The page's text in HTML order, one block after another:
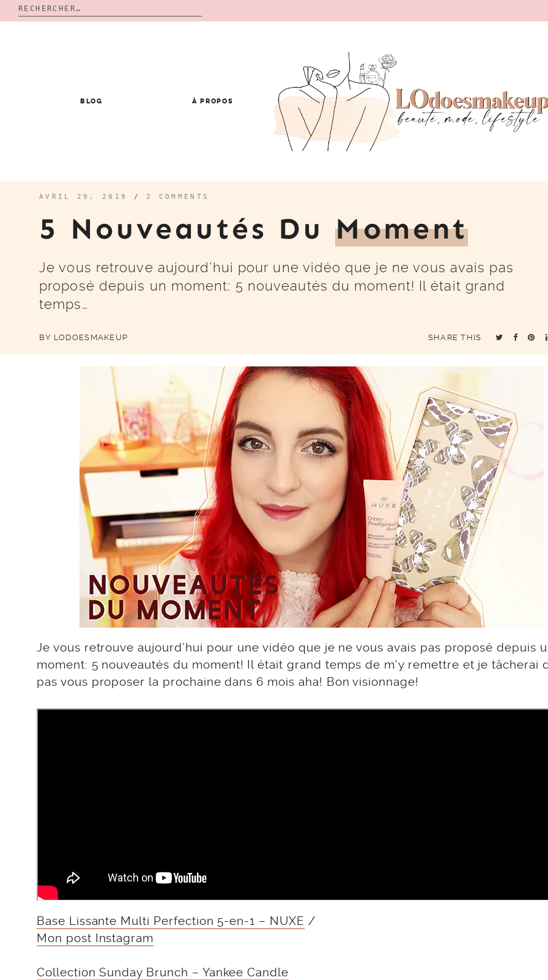
Rechercher :
BLOG À PROPOS
AVRIL 29, 2019 / 2 COMMENTS
5 Nouveautés Du Moment
Je vous retrouve aujourd’hui pour une vidéo que je ne vous avais pas
proposé depuis un moment: 5 nouveautés du moment! Il était grand
temps…
BY LODOESMAKEUP SHARE THIS
Je vous retrouve aujourd’hui pour une vidéo que je ne vous avais pas proposé depuis
moment: 5 nouveautés du moment! Il était grand temps de m’y remettre et je tâcherai
pas vous proposer la prochaine dans 6 mois aha! Bon visionnage!
Base Lissante Multi Perfection 5-en-1 – NUXE /
Mon post Instagram
Collection Sunday Brunch – Yankee Candle